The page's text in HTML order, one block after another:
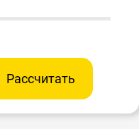
Рассчитать